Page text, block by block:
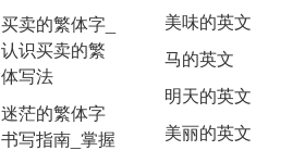
买卖的繁体字_
认识买卖的繁
体写法
迷茫的繁体字
书写指南_掌握
美味的英文
马的英文
明天的英文
美丽的英文